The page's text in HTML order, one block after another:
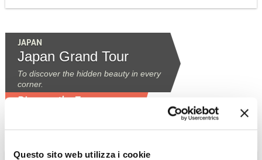
Questo sito web utilizza i cookie
JAPAN
Japan Grand Tour
To discover the hidden beauty in every
corner.
Discover the Tour »